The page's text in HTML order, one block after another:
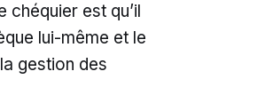
chéquier est qu’il
lui-même et le
gestion des